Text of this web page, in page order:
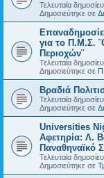
Τελευταία
Δημοσιεύτηκε σε
για το Π.Μ.Σ.
Περιοχών¨
Τελευταία
Δημοσιεύτηκε σε
Βραδιά
Τελευταία
Δημοσιεύτηκε σε
Universities
Αφετηρία: Λ.
Παναθηναϊκό
Τελευταία
Δημοσιεύτηκε σε